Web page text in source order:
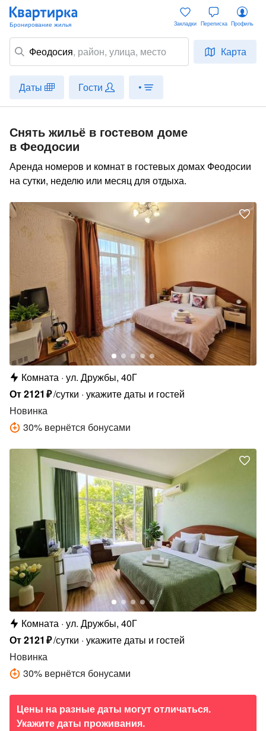
Феодосия, район, улица, место Карта
Закладки Переписка Профиль
Даты Гости •
Снять жильё в гостевом доме
в Феодосии
Аренда номеров и комнат в гостевых домах Феодосии
на сутки, неделю или месяц для отдыха.
Комната ул. Дружбы, 40Г
От2121 ₽/сутки укажите даты и гостей
Новинка
30% вернётся бонусами
Комната ул. Дружбы, 40Г
От2121 ₽/сутки укажите даты и гостей
Новинка
30% вернётся бонусами
Цены на разные даты могут отличаться.
Укажите даты проживания.